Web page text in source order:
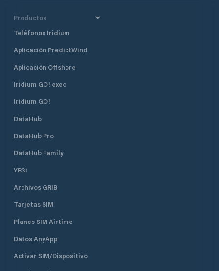
Productos
Teléfonos Iridium
Aplicación PredictWind
Aplicación Offshore
Iridium GO! exec
Iridium GO!
DataHub
DataHub Pro
DataHub Family
YB3i
Archivos GRIB
Tarjetas SIM
Planes SIM Airtime
Datos AnyApp
Activar SIM/Dispositivo